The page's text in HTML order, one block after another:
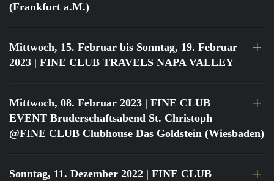
(Frankfurt a.M.)
Mittwoch, 15. Februar bis Sonntag, 19. Februar
2023 | FINE CLUB TRAVELS NAPA VALLEY
Mittwoch, 08. Februar 2023 | FINE CLUB
EVENT Bruderschaftsabend St. Christoph
@FINE CLUB Clubhouse Das Goldstein (Wiesbaden)
Sonntag, 11. Dezember 2022 | FINE CLUB